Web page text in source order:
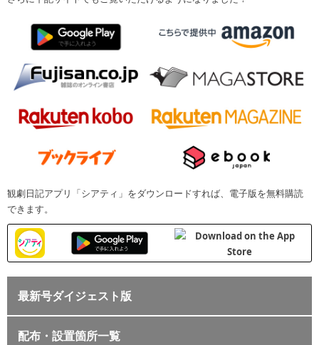
観劇日記アプリ「シアティ」をダウンロードすれば、電子版を無料購読
できます。
最新号ダイジェスト版
配布・設置箇所一覧